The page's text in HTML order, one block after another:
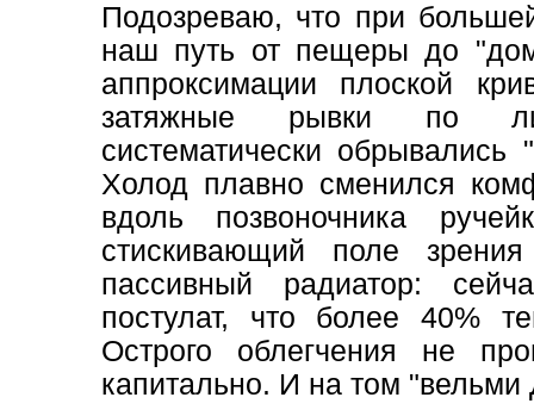
Подозреваю, что при
наш путь от пещеры до
аппроксимации плоской
затяжные рывки по
систематически
Холод плавно сменился
вдоль позвоночника
стискивающий поле
пассивный радиатор:
постулат, что более 40%
Острого облегчения не
капитально. И на том